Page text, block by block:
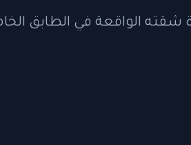
شقته الواقعة في الطابق